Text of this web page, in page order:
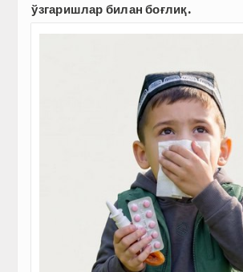
ўзгаришлар билан боғлиқ.